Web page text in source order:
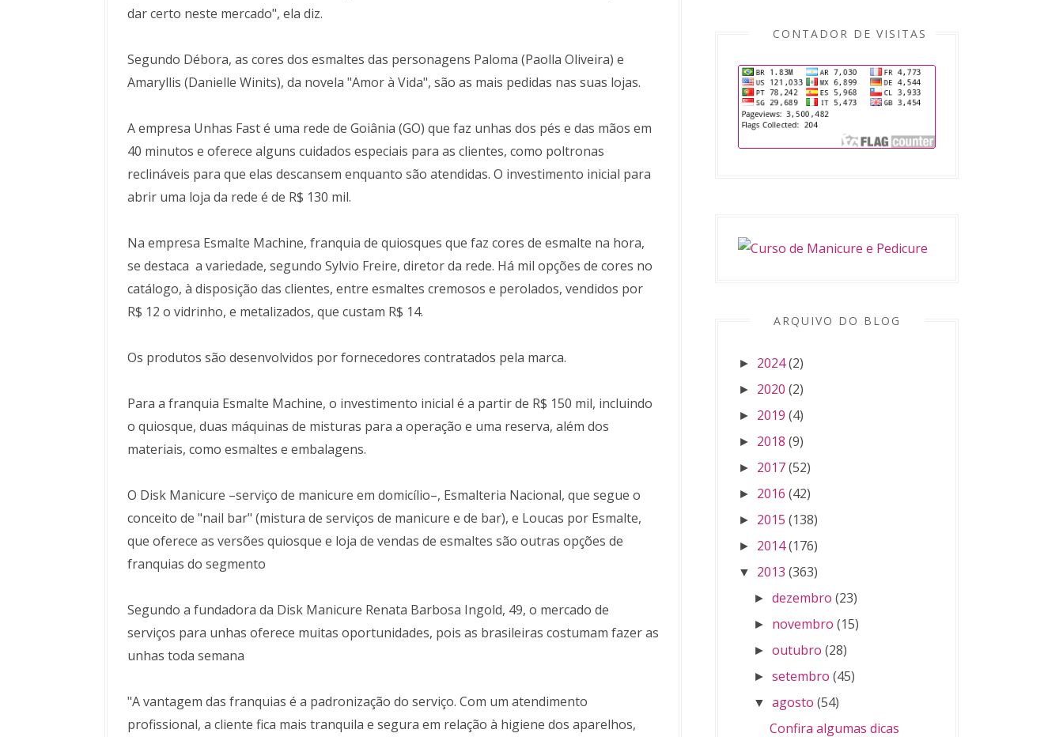
dar certo neste mercado", ela diz.
Segundo Débora, as cores dos esmaltes das personagens Paloma (Paolla Oliveira) e
Amaryllis (Danielle Winits), da novela "Amor à Vida", são as mais pedidas nas suas lojas.
A empresa Unhas Fast é uma rede de Goiânia (GO) que faz unhas dos pés e das mãos em
40 minutos e oferece alguns cuidados especiais para as clientes, como poltronas
reclináveis para que elas descansem enquanto são atendidas. O investimento inicial para
abrir uma loja da rede é de R$ 130 mil.
Na empresa Esmalte Machine, franquia de quiosques que faz cores de esmalte na hora,
se destaca a variedade, segundo Sylvio Freire, diretor da rede. Há mil opções de cores no
catálogo, à disposição das clientes, entre esmaltes cremosos e perolados, vendidos por
R$ 12 o vidrinho, e metalizados, que custam R$ 14.
Os produtos são desenvolvidos por fornecedores contratados pela marca.
Para a franquia Esmalte Machine, o investimento inicial é a partir de R$ 150 mil, incluindo
o quiosque, duas máquinas de misturas para a operação e uma reserva, além dos
materiais, como esmaltes e embalagens.
O Disk Manicure –serviço de manicure em domicílio–, Esmalteria Nacional, que segue o
conceito de "nail bar" (mistura de serviços de manicure e de bar), e Loucas por Esmalte,
que oferece as versões quiosque e loja de vendas de esmaltes são outras opções de
franquias do segmento
Segundo a fundadora da Disk Manicure Renata Barbosa Ingold, 49, o mercado de
serviços para unhas oferece muitas oportunidades, pois as brasileiras costumam fazer as
unhas toda semana
"A vantagem das franquias é a padronização do serviço. Com um atendimento
profissional, a cliente fica mais tranquila e segura em relação à higiene dos aparelhos,
CONTADOR DE VISITAS
ARQUIVO DO BLOG
► 2024(2)
► 2020 (2)
► 2019 (4)
► 2018 (9)
► 2017(52)
► 2016 (42)
► 2015 (138)
► 2014(176)
▼ 2013 (363)
►dezembro (23)
► novembro (15)
►outubro (28)
►setembro (45)
▼ agosto (54)
Confira algumas dicas